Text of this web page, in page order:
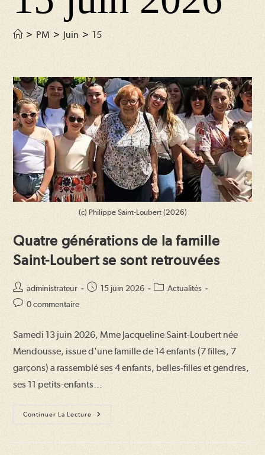
> PM > Juin > 15
(c) Philippe Saint-Loubert (2026)
Quatre générations de la famille
Saint-Loubert se sont retrouvées
Auteur/autrice
de
administrateur
Publication
15 juin 2026
PostActualités
Commentaires
publication :
0 commentaire
Samedi 13 juin 2026, Mme Jacqueline Saint-Loubert née
Mendousse, issue d'une famille de 14 enfants (7 filles, 7
garçons) a rassemblé ses 4 enfants, belles-filles et gendres,
ses 11 petits-enfants…
Continuer La Lecture
Quatre
Générations
La